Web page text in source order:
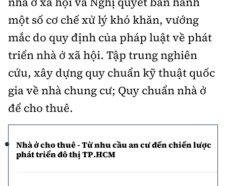
0901 514 7990915 057 282
Email: bandoc@baoxaydung.vn
Cấm sao chép dưới mọi hình thức nếu không có sự
chấp thuận bằng văn bản.
một số cơ chế xử lý khó khăn, vướng
mắc do quy định của pháp luật về phát
triển nhà ở xã hội. Tập trung nghiên
cứu, xây dựng quy chuẩn kỹ thuật quốc
gia về nhà chung cư; Quy chuẩn nhà ở
để cho thuê.
Nhà ở cho thuê - Từ nhu cầu an cư đến chiến lược
phát triển đô thị TP.HCM